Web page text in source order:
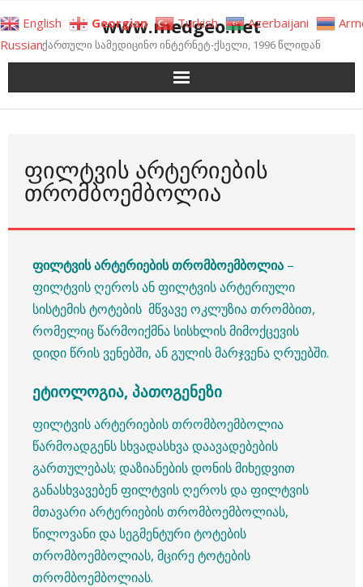
to
content
www.medgeo.net
ქართული სამედიცინო ინტერნეტ-ქსელი, 1996 წლიდან
ᲤᲘᲚᲢᲕᲘᲡ ᲐᲠᲢᲔᲠᲘᲔᲑᲘᲡ
ᲗᲠᲝᲛᲑᲝᲔᲛᲑᲝᲚᲘᲐ
ფილტვის არტერიების თრომბოემბოლია –
ფილტვის ღეროს ან ფილტვის არტერიული
სისტემის ტოტების მწვავე ოკლუზია თრომბით,
რომელიც წარმოიქმნა სისხლის მიმოქცევის
დიდი წრის ვენებში, ან გულის მარჯვენა ღრუებში.
ეტიოლოგია, პათოგენეზი
ფილტვის არტერიების თრომბოემბოლია
წარმოადგენს სხვადასხვა დაავადებების
გართულებას; დაზიანების დონის მიხედვით
განასხვავებენ ფილტვის ღეროს და ფილტვის
მთავარი არტერიების თრომბოემბოლიას,
წილოვანი და სეგმენტური ტოტების
თრომბოემბოლიას, მცირე ტოტების
თრომბოემბოლიას.
English Georgian Turkish Azerbaijani
Russian